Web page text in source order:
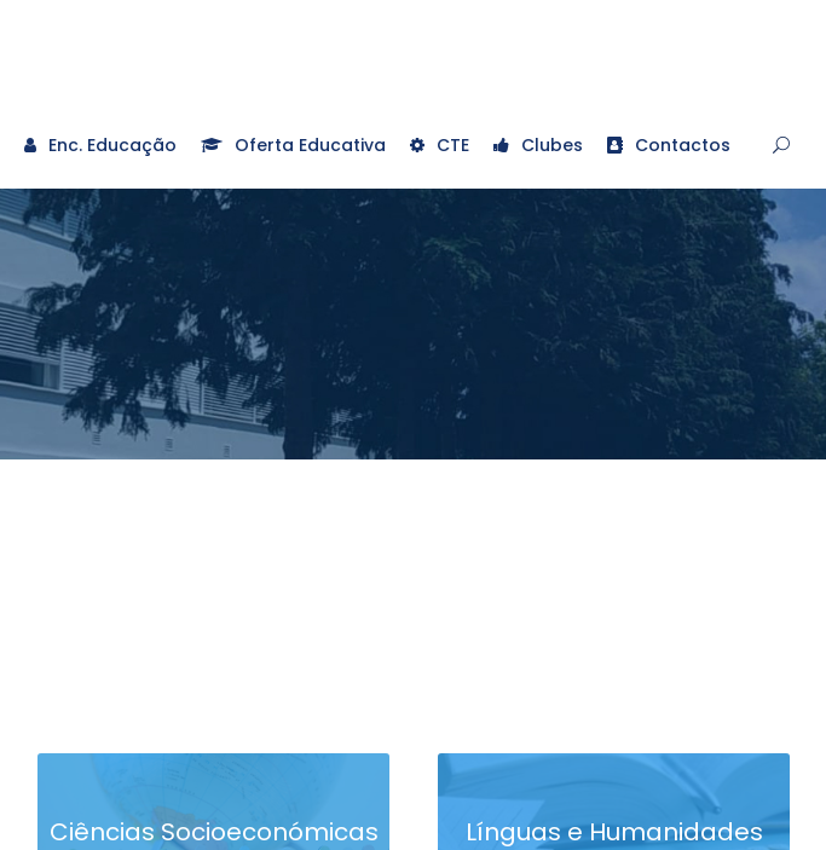
Enc. Educação Oferta Educativa CTE Clubes Contactos
Ciências Socioeconómicas Línguas e Humanidades